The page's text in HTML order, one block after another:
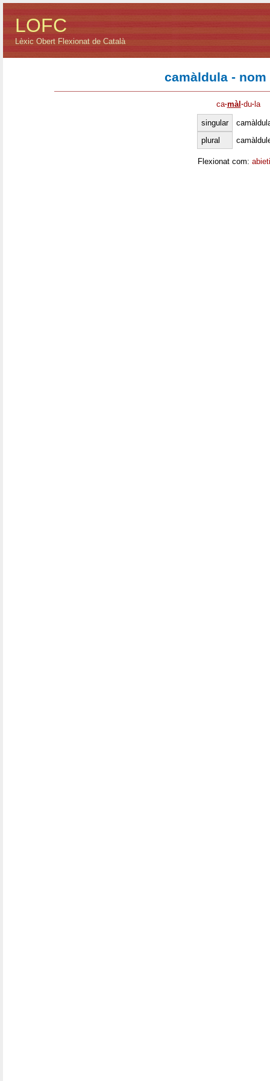
LOFC
Lèxic Obert Flexionat de Català
camàldula - nom
ca·màl ·du· la
singular
plural
Flexionat com: